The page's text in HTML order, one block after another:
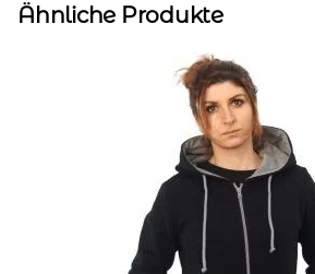
Ähnliche Produkte